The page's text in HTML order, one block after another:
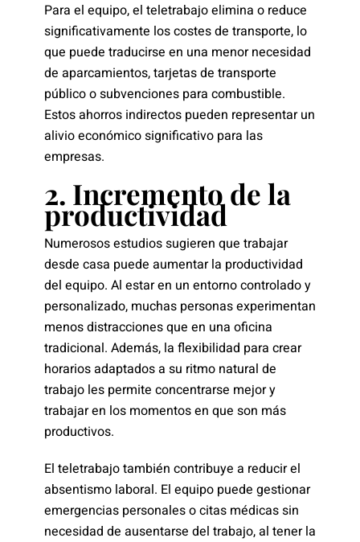
Para el equipo, el teletrabajo elimina o reduce
significativamente los costes de transporte, lo
que puede traducirse en una menor necesidad
de aparcamientos, tarjetas de transporte
público o subvenciones para combustible.
Estos ahorros indirectos pueden representar un
alivio económico significativo para las
empresas.
2. Incremento de la
productividad
Numerosos estudios sugieren que trabajar
desde casa puede aumentar la productividad
del equipo. Al estar en un entorno controlado y
personalizado, muchas personas experimentan
menos distracciones que en una oficina
tradicional. Además, la flexibilidad para crear
horarios adaptados a su ritmo natural de
trabajo les permite concentrarse mejor y
trabajar en los momentos en que son más
productivos.
El teletrabajo también contribuye a reducir el
absentismo laboral. El equipo puede gestionar
emergencias personales o citas médicas sin
necesidad de ausentarse del trabajo, al tener la